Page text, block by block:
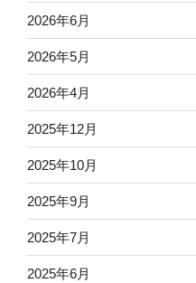
2026年6月
2026年5月
2026年4月
2025年12月
2025年10月
2025年9月
2025年7月
2025年6月